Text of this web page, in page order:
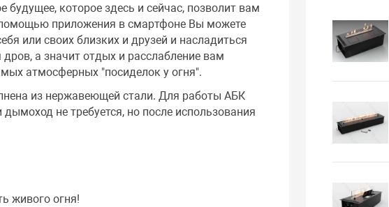
будущее, которое здесь и сейчас, позволит вам
приложения в смартфоне Вы можете
или своих близких и друзей и насладиться
а значит отдых и расслабление вам
атмосферных "посиделок у огня".
из нержавеющей стали. Для работы АБК
не требуется, но после использования
живого огня!